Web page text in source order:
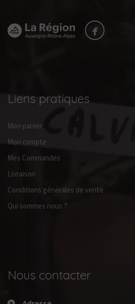
Liens pratiques
Mon panier
Mon compte
Mes Commandes
Livraison
Conditions générales de vente
Qui sommes nous ?
Nous contacter